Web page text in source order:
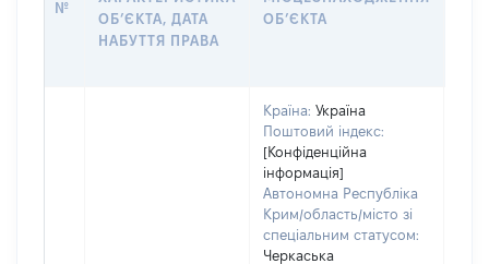
№
ОБʼЄКТА, ДАТА
НАБУТТЯ ПРАВА
ОБʼЄКТА
Країна: Україна
Поштовий індекс:
[Конфіденційна
інформація]
Автономна Республіка
Крим/область/місто зі
спеціальним статусом:
Черкаська